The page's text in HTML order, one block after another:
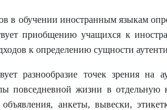
в обучении иностранным языкам
приобщению учащихся к
к определению сущности
разнообразие точек зрения на
повседневной жизни в отдельную
анкеты, вывески,